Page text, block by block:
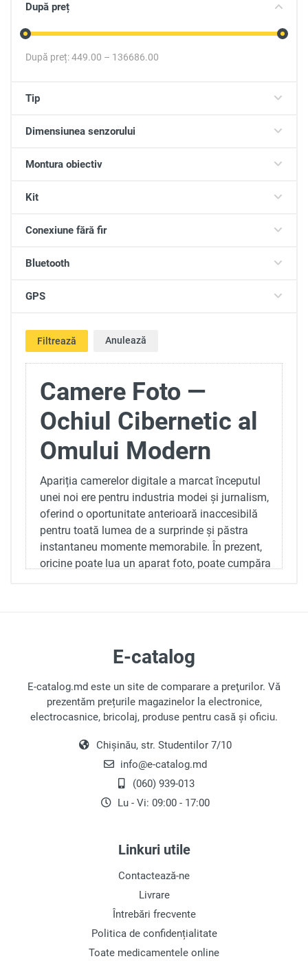
După preț
După preț:449.00 – 136686.00
Tip
Dimensiunea senzorului
Montura obiectiv
Kit
Conexiune fără fir
Bluetooth
GPS
Filtrează Anulează
Camere Foto —
Ochiul Cibernetic al
Omului Modern
Apariția camerelor digitale a marcat începutul
unei noi ere pentru industria modei și jurnalism,
oferind o oportunitate anterioară inaccesibilă
pentru toată lumea de a surprinde și păstra
instantaneu momente memorabile. În prezent,
oricine poate lua un aparat foto, poate cumpăra
care percepem fotografia s-a schimbat, dar
abordarea clasică rămâne valoroasă.
Tipuri de Camere Foto
Calitatea și stilul fotografiei depind în mare
rol esențial.
Camere Compacte: Adesea numite "vase de
săpun", aceste dispozitive sunt concepute
pentru fotografie instantanee de înaltă
timp de declanșare mai rapid comparativ cu
bună a fotografiilor.
Camere DSLR
fotografie și de profesioniști, aceste camere
folosesc o oglindă pentru a reflecta lumina
prin obiectiv către vizor. Această
E-catalog
E-catalog.md este un site de comparare a preţurilor. Vă
prezentăm prețurile magazinelor la electronice,
electrocasnice, bricolaj, produse pentru casă și oficiu.
Chișinău, str. Studentilor 7/10
info@e-catalog.md
(060) 939-013
Lu - Vi: 09:00 - 17:00
Linkuri utile
Contactează-ne
Livrare
Întrebări frecvente
Politica de confidențialitate
Toate medicamentele online